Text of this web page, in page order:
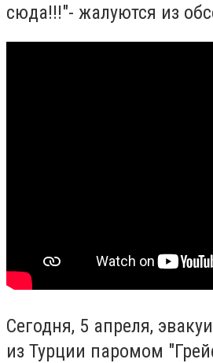
сюда!!!"- жалуются из
Сегодня, 5 апреля,
из Турции паромом